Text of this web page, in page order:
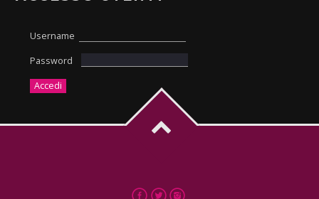
Username
Password